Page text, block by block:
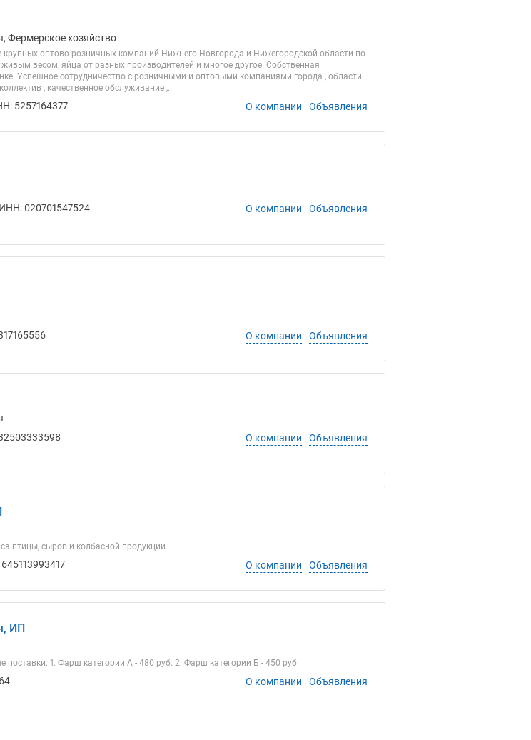
Фермерское хозяйство
оптово-розничных компаний Нижнего Новгорода и Нижегородской области по
весом, яйца от разных производителей и многое другое. Собственная
Успешное сотрудничество с розничными и оптовыми компаниями города , области
, качественное обслуживание ,...
5257164377 О компании Объявления
020701547524
О компании Объявления
О компании Объявления
О компании Объявления
птицы, сыров и колбасной продукции.
О компании Объявления
ИП
поставки: 1. Фарш категории А - 480 руб. 2. Фарш категории Б - 450 руб
О компании Объявления